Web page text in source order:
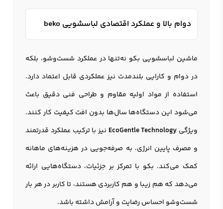
دوام بالا و عملکرد اقتصادی لباسشویی beko
ماشین لباسشویی بکو نه‌تنها در عملکرد شست‌وشو، بلکه
در دوام و کارایی بلندمدت نیز عملکردی قابل اعتماد دارد.
استفاده از مواد اولیه مقاوم و طراحی فنی دقیق باعث
می‌شود این دستگاه‌ها سال‌ها بدون افت کیفیت کار کنند.
ویژگی EcoGentle Technology نیز با ترکیب عملکرد قدرتمند
و مصرف پایین انرژی، به صرفه‌جویی در هزینه‌های ماهانه
کمک می‌کند. بکو با تمرکز بر جزئیات، دستگاه‌هایی ارائه
می‌دهد که هم زیبا و هم کاربردی هستند، تا کاربر در هر بار
شست‌وشو احساس رضایت و آرامش داشته باشد.